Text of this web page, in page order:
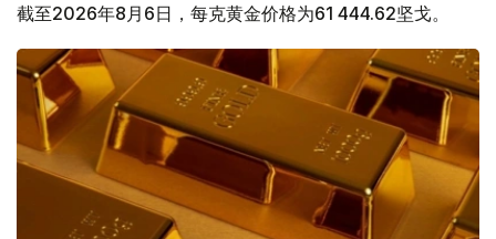
截至2026年8月6日，每克黄金价格为61 444.62坚戈。